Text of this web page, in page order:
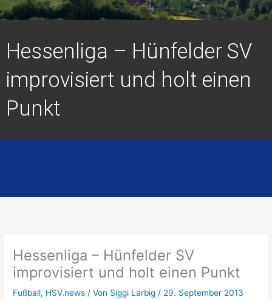
Hessenliga – Hünfelder SV
improvisiert und holt einen
Punkt
Hessenliga – Hünfelder SV
improvisiert und holt einen Punkt
Fußball, HSV.news / Von Siggi Larbig/ 29. September 2013